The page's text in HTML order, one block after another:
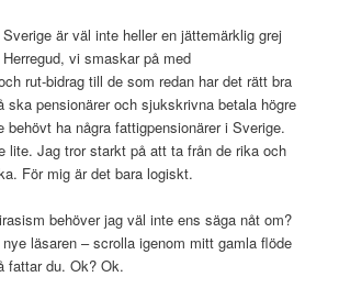
är väl inte heller en jättemärklig grej
vi smaskar på med
rut-bidrag till de som redan har det rätt bra
ska pensionärer och sjukskrivna betala högre
behövt ha några fattigpensionärer i Sverige.
lite. Jag tror starkt på att ta från de rika och
För mig är det bara logiskt.
behöver jag väl inte ens säga nåt om?
läsaren – scrolla igenom mitt gamla flöde
fattar du. Ok? Ok.